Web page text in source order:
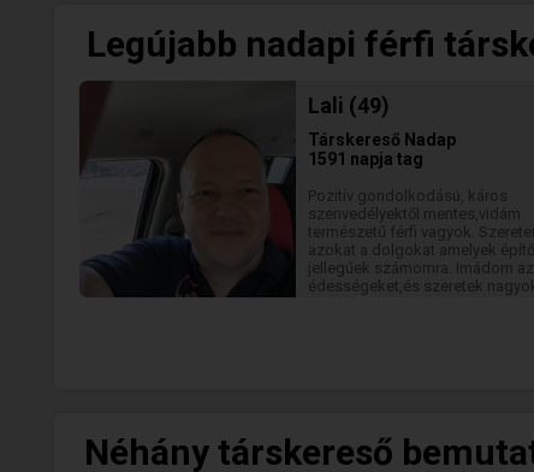
Legújabb nadapi férfi
Lali (49)
Társkereső Nadap
1591 napja tag
Pozitív gondolkodású, káros
szenvedélyektől mentes,vidám
természetű férfi vagyok.
azokat a dolgokat amelyek építő
jellegűek számomra. Imádom az
édességeket,és szeretek
Néhány társkereső